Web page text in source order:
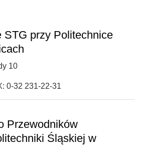
STG przy Politechnice
10
0-32 231-22-31
Przewodników
Śląskiej w